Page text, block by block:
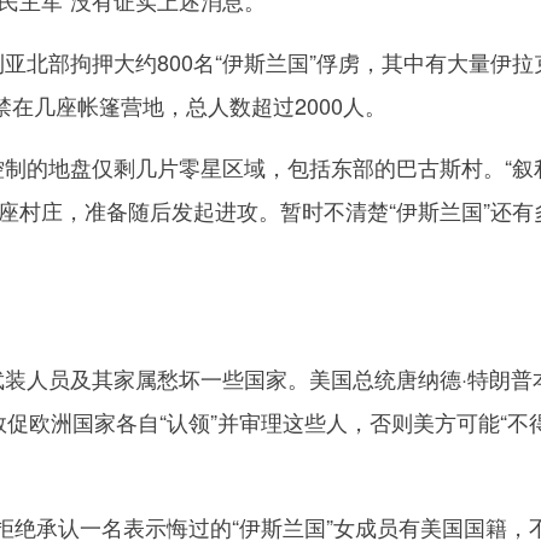
部拘押大约800名“伊斯兰国”俘虏，其中有大量伊拉
几座帐篷营地，总人数超过2000人。
地盘仅剩几片零星区域，包括东部的巴古斯村。“叙
村庄，准备随后发起进攻。暂时不清楚“伊斯兰国”还有
员及其家属愁坏一些国家。美国总统唐纳德·特朗普
欧洲国家各自“认领”并审理这些人，否则美方可能“不
认一名表示悔过的“伊斯兰国”女成员有美国国籍，